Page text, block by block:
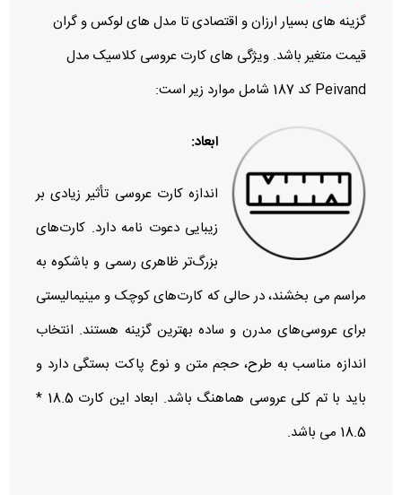
گزینه‌ های بسیار ارزان و اقتصادی تا مدل‌ های لوکس و گران‌
قیمت متغیر باشد. ویژگی های کارت عروسی کلاسیک مدل
Peivand کد 187 شامل موارد زیر است:
ابعاد:
اندازه کارت عروسی تأثیر زیادی بر
زیبایی دعوت‌ نامه دارد. کارت‌های
بزرگ‌تر ظاهری رسمی و باشکوه به
مراسم می‌ بخشند، در حالی که کارت‌های کوچک و مینیمالیستی
برای عروسی‌های مدرن و ساده بهترین گزینه هستند. انتخاب
اندازه مناسب به طرح، حجم متن و نوع پاکت بستگی دارد و
باید با تم کلی عروسی هماهنگ باشد. ابعاد این کارت 18.5 *
18.5 می باشد.